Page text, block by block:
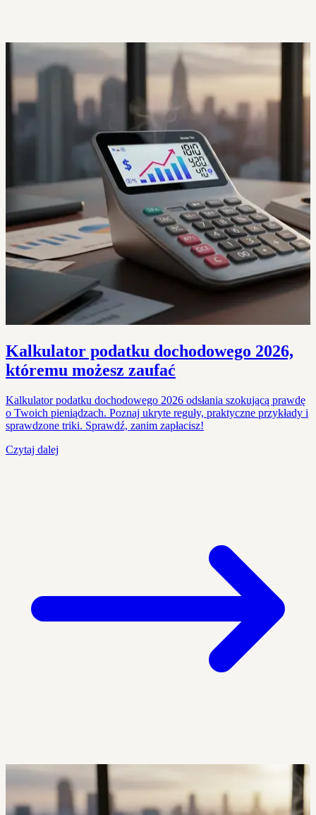
Kalkulator podatku dochodowego 2026,
któremu możesz zaufać
Kalkulator podatku dochodowego 2026 odsłania szokującą prawdę
o Twoich pieniądzach. Poznaj ukryte reguły, praktyczne przykłady i
sprawdzone triki. Sprawdź, zanim zapłacisz!
Czytaj dalej